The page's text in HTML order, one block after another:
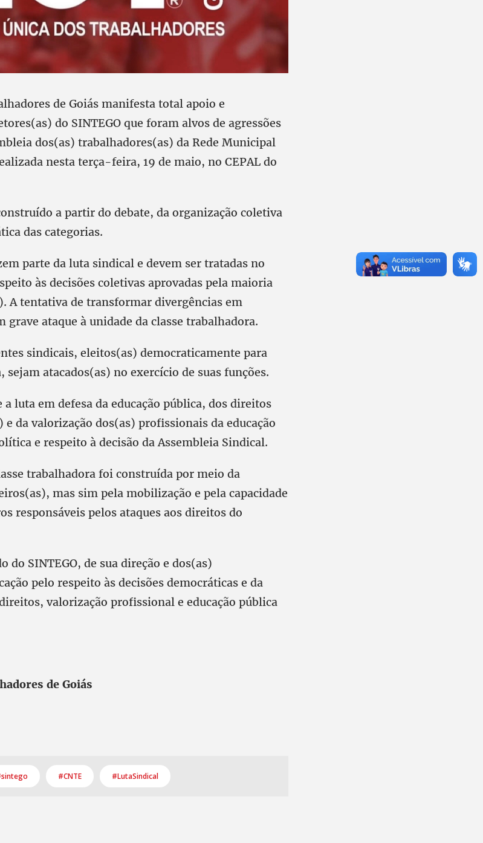
de Goiás manifesta total apoio e
do SINTEGO que foram alvos de agressões
dos(as) trabalhadores(as) da Rede Municipal
nesta terça-feira, 19 de maio, no CEPAL do
a partir do debate, da organização coletiva
das categorias.
parte da luta sindical e devem ser tratadas no
às decisões coletivas aprovadas pela maioria
A tentativa de transformar divergências em
ataque à unidade da classe trabalhadora.
sindicais, eleitos(as) democraticamente para
sejam atacados(as) no exercício de suas funções.
a luta em defesa da educação pública, dos direitos
da valorização dos(as) profissionais da educação
e respeito à decisão da Assembleia Sindical.
trabalhadora foi construída por meio da
mas sim pela mobilização e pela capacidade
responsáveis pelos ataques aos direitos do
do SINTEGO, de sua direção e dos(as)
pelo respeito às decisões democráticas e da
valorização profissional e educação pública
de Goiás
#CNTE #LutaSindical